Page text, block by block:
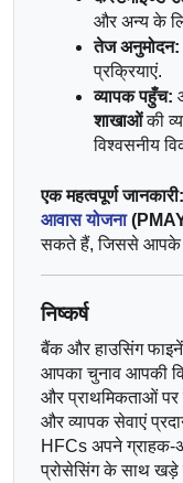
और अन्य के
तेज अनुमोदन:
प्रक्रियाएं.
व्यापक पहुँच:
शाखाओं की
विश्वसनीय
एक महत्वपूर्ण जानकारी:
आवास योजना
सकते हैं, जिससे
निष्कर्ष
बैंक और हाउसिंग
आपका चुनाव आपकी
और प्राथमिकताओं पर
और व्यापक सेवाएं
HFCs अपने
प्रोसेसिंग के साथ खड़े